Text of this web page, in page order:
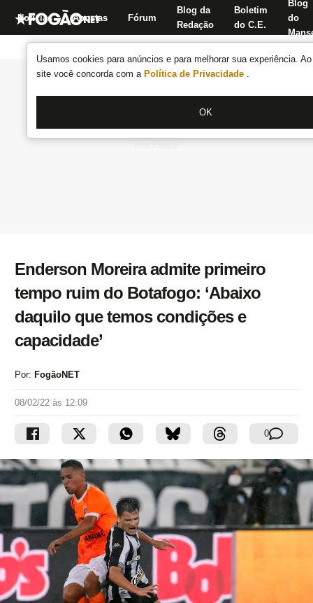
Usamos cookies para anúncios e para melhorar sua experiência.
site você concorda com a Política de Privacidade .
OK
Notícias Apostas Fórum
Blog da
Redação
Boletim
do C.E.
Blog
do
Enderson Moreira admite primeiro
tempo ruim do Botafogo: ‘Abaixo
daquilo que temos condições e
capacidade’
Por: FogãoNET
08/02/22 às 12:09
0